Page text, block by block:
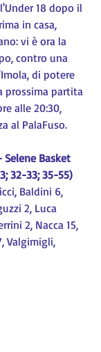
18 dopo il
in casa,
vi è ora la
contro una
di potere
prossima partita
alle 20:30,
al PalaFuso.
Selene Basket
32-33; 35-55)
Baldini 6,
2, Luca
2, Nacca 15,
Valgimigli,